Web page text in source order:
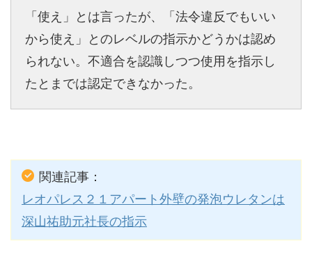
「使え」とは言ったが、「法令違反でもいい
から使え」とのレベルの指示かどうかは認め
られない。不適合を認識しつつ使用を指示し
たとまでは認定できなかった。
関連記事：
レオパレス２１アパート外壁の発泡ウレタンは
深山祐助元社長の指示